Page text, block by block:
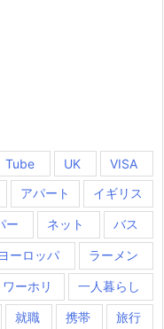
Tube UK
VISA
アパート イギリス
ー ネット バス
ヨーロッパ ラーメン
ワーホリ 一人暮らし
就職 携帯 旅行